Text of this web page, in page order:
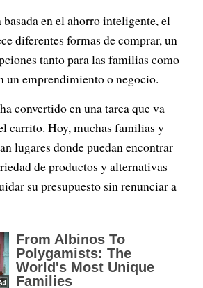
en el ahorro inteligente, el
diferentes formas de comprar, un
tanto para las familias como
un emprendimiento o negocio.
convertido en una tarea que va
carrito. Hoy, muchas familias y
lugares donde puedan encontrar
de productos y alternativas
su presupuesto sin renunciar a